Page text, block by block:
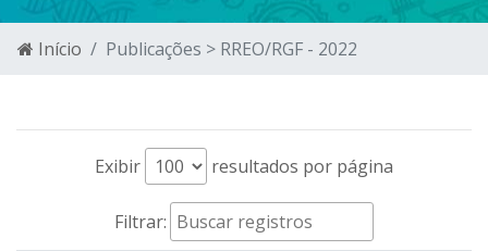
Início Publicações > RREO/RGF - 2022
Exibir resultados por página
Filtrar: